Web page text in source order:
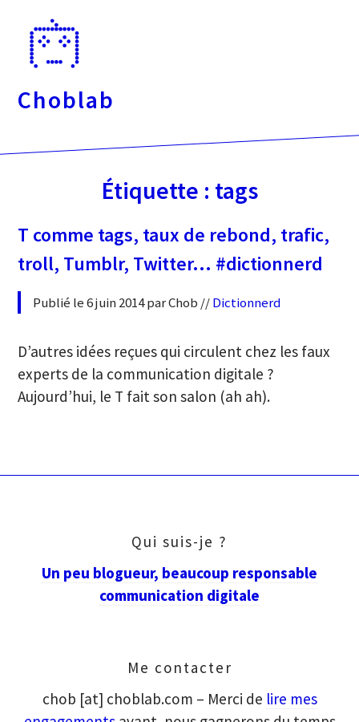
directement
Choblab
Étiquette : tags
T comme tags, taux de rebond, trafic,
troll, Tumblr, Twitter… #dictionnerd
Publié le 6 juin 2014 par Chob //Dictionnerd
D’autres idées reçues qui circulent chez les faux
experts de la communication digitale ?
Aujourd’hui, le T fait son salon (ah ah).
Qui suis-je ?
Un peu blogueur, beaucoup responsable
communication digitale
Me contacter
chob [at] choblab.com – Merci de lire mes